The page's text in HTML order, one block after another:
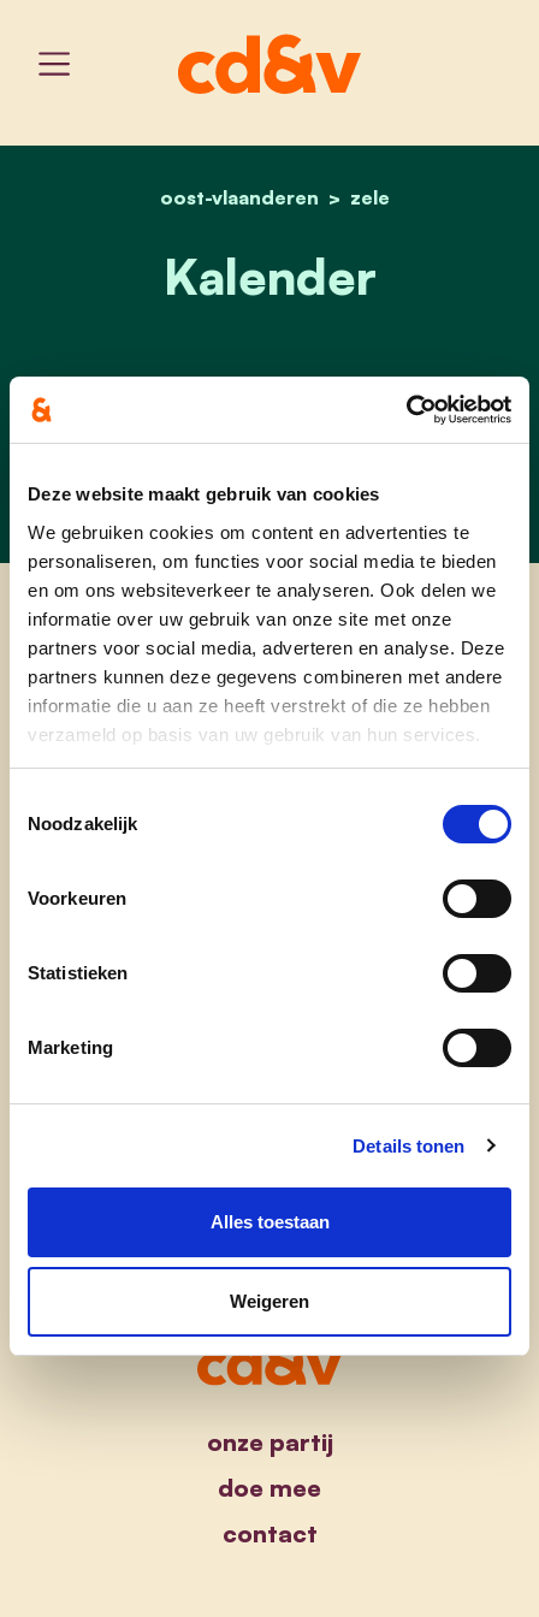
Deze website maakt gebruik van cookies
We gebruiken cookies om content en advertenties te
personaliseren, om functies voor social media te bieden
en om ons websiteverkeer te analyseren. Ook delen we
informatie over uw gebruik van onze site met onze
partners voor social media, adverteren en analyse. Deze
partners kunnen deze gegevens combineren met andere
informatie die u aan ze heeft verstrekt of die ze hebben
verzameld op basis van uw gebruik van hun services.
Noodzakelijk
Voorkeuren
Statistieken
Marketing
Details tonen
Alles toestaan
Weigeren
home
oost-vlaanderen zele
kalender
Kalender
Er zijn geen evenementen gepland
in de nabije toekomst.
cd&v Zele
Nieuwsbrief
Blijf op de hoogte van de werking van cd&v Zele. Schrijf
onze partij
doe mee
contact